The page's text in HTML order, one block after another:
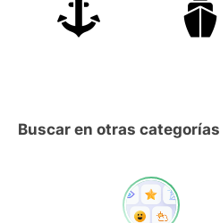
Buscar en otras categorías